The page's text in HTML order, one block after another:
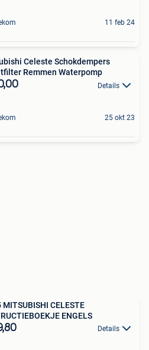
11 feb 24
Celeste Schokdempers
Remmen Waterpomp
Details
25 okt 23
MITSUBISHI CELESTE
ENGELS
Details